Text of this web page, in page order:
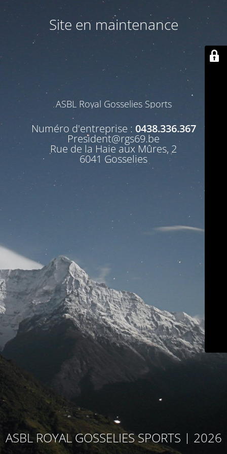
Site en maintenance
ASBL Royal Gosselies Sports
Numéro d'entreprise : 0438.336.367
President@rgs69.be
Rue de la Haie aux Mûres, 2
6041 Gosselies
ASBL ROYAL GOSSELIES SPORTS | 2026